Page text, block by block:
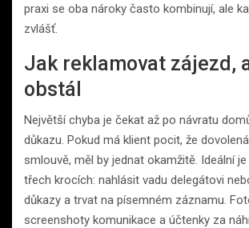
praxi se oba nároky často kombinují, ale
zvlášť.
Jak reklamovat zájezd,
obstál
Největší chyba je čekat až po návratu
důkazu. Pokud má klient pocit, že
smlouvě, měl by jednat okamžitě. Ideální
třech krocích: nahlásit vadu delegátovi
důkazy a trvat na písemném záznamu.
screenshoty komunikace a účtenky za